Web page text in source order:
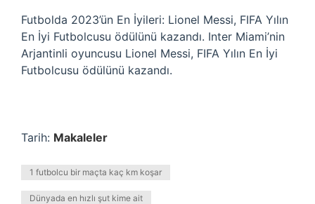
Futbolda 2023’ün En İyileri: Lionel Messi, FIFA Yılın
En İyi Futbolcusu ödülünü kazandı. Inter Miami’nin
Arjantinli oyuncusu Lionel Messi, FIFA Yılın En İyi
Futbolcusu ödülünü kazandı.
Tarih: Makaleler
1 futbolcu bir maçta kaç km koşar
Dünyada en hızlı şut kime ait